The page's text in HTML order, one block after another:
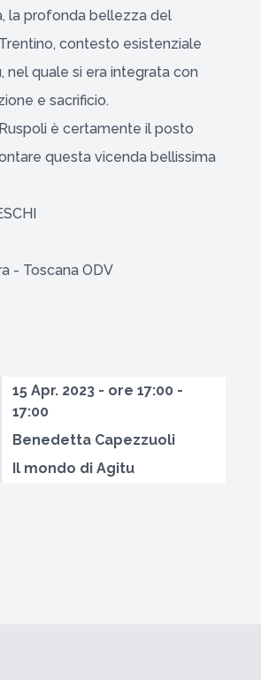
la profonda bellezza del
contesto esistenziale
nel quale si era integrata con
e sacrificio.
è certamente il posto
questa vicenda bellissima
- Toscana ODV
15 Apr. 2023 - ore 17:00 -
17:00
Benedetta Capezzuoli
Il mondo di Agitu